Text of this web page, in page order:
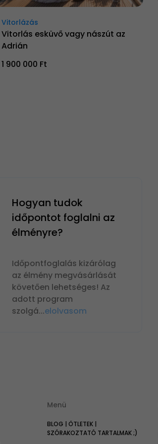
Vitorlázás
Vitorlás esküvő vagy nászút az
Adrián
1 900 000 Ft
Hogyan tudok
időpontot foglalni az
élményre?
Időpontfoglalás kizárólag
az élmény megvásárlását
követően lehetséges! Az
adott program
szolgá...elolvasom
Menü
BLOG | ÖTLETEK |
SZÓRAKOZTATÓ TARTALMAK ;)